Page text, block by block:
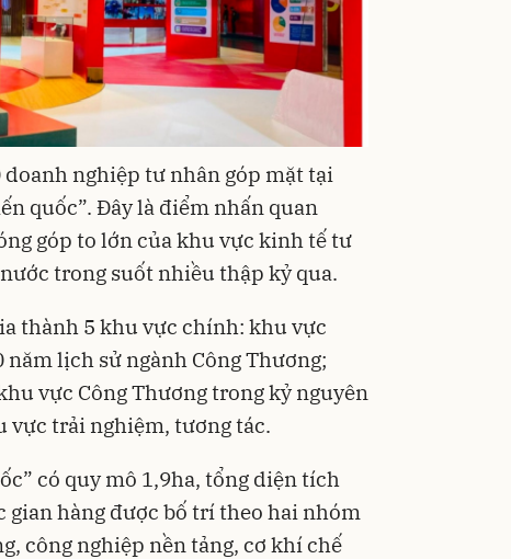
nghiệp tư nhân góp mặt tại
quốc”. Đây là điểm nhấn quan
góp to lớn của khu vực kinh tế tư
trong suốt nhiều thập kỷ qua.
thành 5 khu vực chính: khu vực
lịch sử ngành Công Thương;
vực Công Thương trong kỷ nguyên
vực trải nghiệm, tương tác.
có quy mô 1,9ha, tổng diện tích
gian hàng được bố trí theo hai nhóm
công nghiệp nền tảng, cơ khí chế